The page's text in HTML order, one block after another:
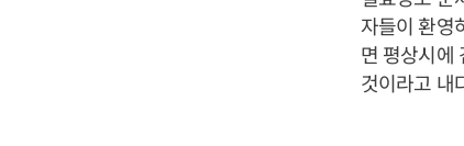
자들이 환영
면 평상시에
것이라고 내